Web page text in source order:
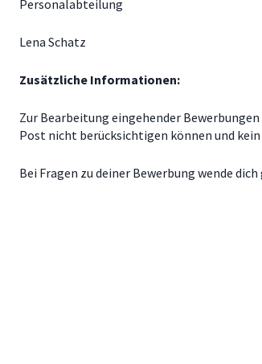
Personalabteilung
Lena Schatz
Zusätzliche Informationen:
Zur Bearbeitung eingehender
Post nicht berücksichtigen können und
Bei Fragen zu deiner Bewerbung wende